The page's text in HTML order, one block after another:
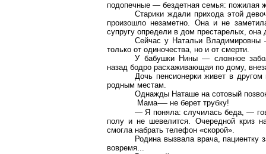
подопечные — бездетная семья: пожилая
Старики ждали прихода этой
произошло незаметно. Она и не
супругу определи в дом престарелых, она
Сейчас у Натальи Владимировны
только от одиночества, но и от смерти.
У бабушки Нины — сложное
назад бодро расхаживающая по дому,
Дочь пенсионерки живет в
родным местам.
Однажды Наташе насотовый
Мама-— не берет трубку!
— Я поняла: случилась беда, —
полу и не шевелится. Очередной криз
смогла набрать телефон «скорой».
Родина вызвала врача, пациентку
вовремя...